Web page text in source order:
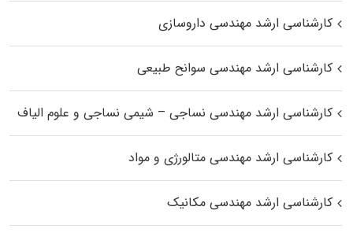
کارشناسی ارشد مهندسی داروسازی
کارشناسی ارشد مهندسی سوانح طبیعی
کارشناسی ارشد مهندسی نساجی – شیمی نساجی و علوم الیاف
کارشناسی ارشد مهندسی متالورژی و مواد
کارشناسی ارشد مهندسی مکانیک